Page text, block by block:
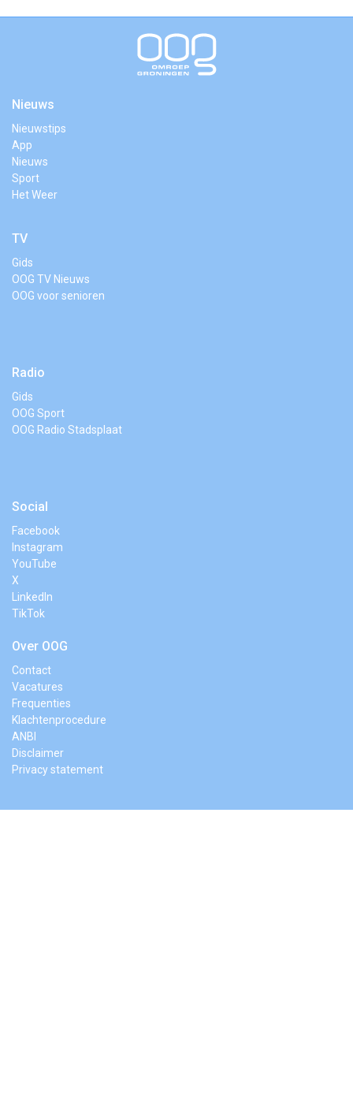
Nieuws
Nieuwstips
App
Nieuws
Sport
Het Weer
TV
Gids
OOG TV Nieuws
OOG voor senioren
Radio
Gids
OOG Sport
OOG Radio Stadsplaat
Social
Facebook
Instagram
YouTube
X
LinkedIn
TikTok
Over OOG
Contact
Vacatures
Frequenties
Klachtenprocedure
ANBI
Disclaimer
Privacy statement